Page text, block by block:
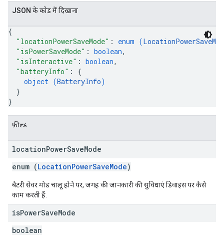
JSON के काेड में दिखाना
{
"locationPowerSaveMode" : enum (
"isPowerSaveMode" : boolean,
"isInteractive" : boolean,
"batteryInfo" : {
object (BatteryInfo)
}
}
फ़ील्ड
locationPowerSaveMode
enum (LocationPowerSaveMode)
बैटरी सेवर मोड चालू होने पर, जगह की जानकारी की सुविधाएं डिवाइस पर कैसे
काम करती हैं.
isPowerSaveMode
boolean